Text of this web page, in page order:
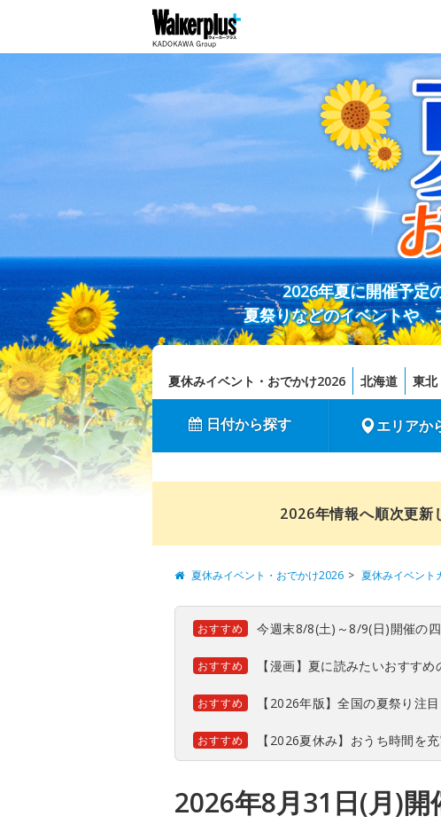
2026年夏に開催予定
夏祭りなどのイベントや
夏休みイベント・おでかけ2026 北海道 東北
日付から探す エリアか
2026年情報へ順次更新
夏休みイベント・おでかけ2026 夏休みイベント
おすすめ 今週末8/8(土)～8/9(日)開催の
おすすめ 【漫画】夏に読みたいおすす
おすすめ 【2026年版】全国の夏祭り注
おすすめ 【2026夏休み】おうち時間を
2026年8月31日(月)